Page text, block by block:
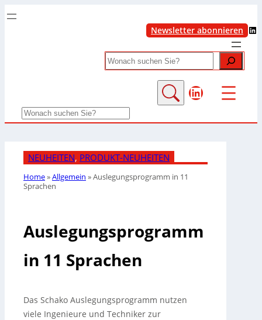
Newsletter abonnieren LinkedIn
Search
LinkedIn
Search
NEUHEITEN, PRODUKT-NEUHEITEN
Home»Allgemein »Auslegungsprogramm in 11
Sprachen
Auslegungsprogramm
in 11 Sprachen
Das Schako Auslegungsprogramm nutzen
viele Ingenieure und Techniker zur